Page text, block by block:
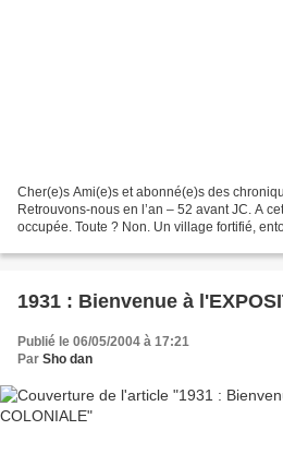
Cher(e)s Ami(e)s et abonné(e)s des
Retrouvons-nous en l’an – 52 avant JC. A
occupée. Toute ? Non. Un village fortifié,
1931 : Bienvenue à
Publié le 06/05/2004 à 17:21
Par Sho dan